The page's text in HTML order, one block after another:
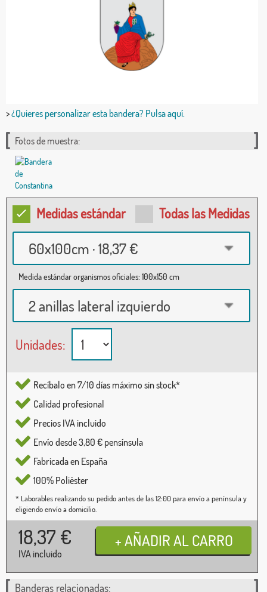
>¿Quieres personalizar esta bandera? Pulsa aquí.
Fotos de muestra:
Medidas estándar Todas las Medidas
60x100cm · 18,37 €
Medida estándar organismos oficiales: 100x150 cm
2 anillas lateral izquierdo
Unidades:
Recíbalo en 7/10 días máximo sin stock*
Calidad profesional
Precios IVA incluido
Envío desde 3,80 € pensínsula
Fabricada en España
100% Poliéster
* Laborables realizando su pedido antes de las 12:00 para envío a península y
eligiendo envío a domicilio.
18,37 €
IVA incluido
Banderas relacionadas: